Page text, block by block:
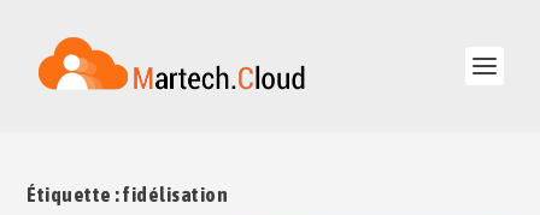
Étiquette :fidélisation